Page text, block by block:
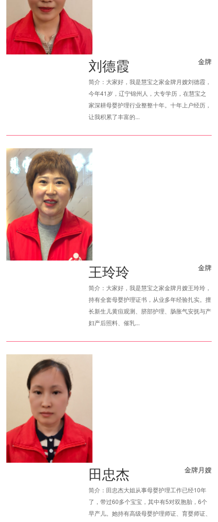
刘德霞 金牌
简介：大家好，我是慧宝之家金牌月嫂刘德霞，
今年41岁，辽宁锦州人，大专学历，在慧宝之
家深耕母婴护理行业整整十年。十年上户经历，
让我积累了丰富的...
王玲玲 金牌
简介：大家好，我是慧宝之家金牌月嫂王玲玲，
持有全套母婴护理证书，从业多年经验扎实。擅
长新生儿黄疸观测、脐部护理、肠胀气安抚与产
妇产后照料、催乳...
田忠杰 金牌月嫂
简介：田忠杰大姐从事母婴护理工作已经10年
了，带过60多个宝宝，其中有5对双胞胎，6个
早产儿。她持有高级母婴护理师证、育婴师证、